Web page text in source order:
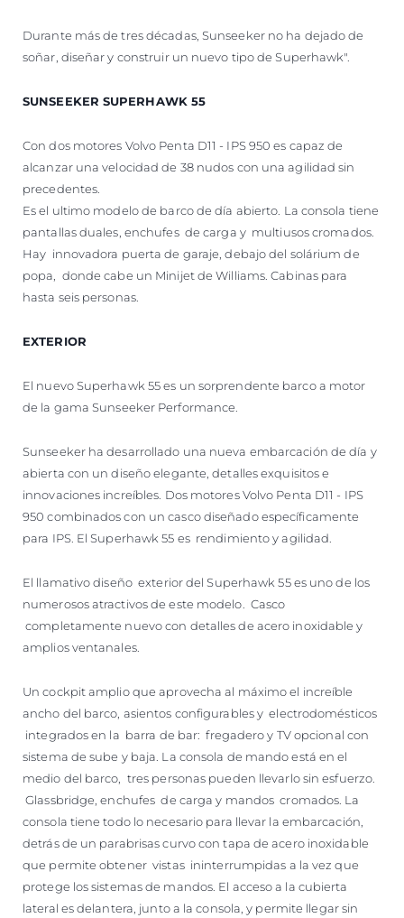
Durante más de tres décadas, Sunseeker no ha dejado de
soñar, diseñar y construir un nuevo tipo de Superhawk".
SUNSEEKER SUPERHAWK 55
Con dos motores Volvo Penta D11 - IPS 950 es capaz de
alcanzar una velocidad de 38 nudos con una agilidad sin
precedentes.
Es el ultimo modelo de barco de día abierto. La consola tiene
pantallas duales, enchufes de carga y multiusos cromados.
Hay innovadora puerta de garaje, debajo del solárium de
popa, donde cabe un Minijet de Williams. Cabinas para
hasta seis personas.
EXTERIOR
El nuevo Superhawk 55 es un sorprendente barco a motor
de la gama Sunseeker Performance.
Sunseeker ha desarrollado una nueva embarcación de día y
abierta con un diseño elegante, detalles exquisitos e
innovaciones increíbles. Dos motores Volvo Penta D11 - IPS
950 combinados con un casco diseñado específicamente
para IPS. El Superhawk 55 es rendimiento y agilidad.
El llamativo diseño exterior del Superhawk 55 es uno de los
numerosos atractivos de este modelo. Casco
completamente nuevo con detalles de acero inoxidable y
amplios ventanales.
Un cockpit amplio que aprovecha al máximo el increíble
ancho del barco, asientos configurables y electrodomésticos
integrados en la barra de bar: fregadero y TV opcional con
sistema de sube y baja. La consola de mando está en el
medio del barco, tres personas pueden llevarlo sin esfuerzo.
Glassbridge, enchufes de carga y mandos cromados. La
consola tiene todo lo necesario para llevar la embarcación,
detrás de un parabrisas curvo con tapa de acero inoxidable
que permite obtener vistas ininterrumpidas a la vez que
protege los sistemas de mandos. El acceso a la cubierta
lateral es delantera, junto a la consola, y permite llegar sin